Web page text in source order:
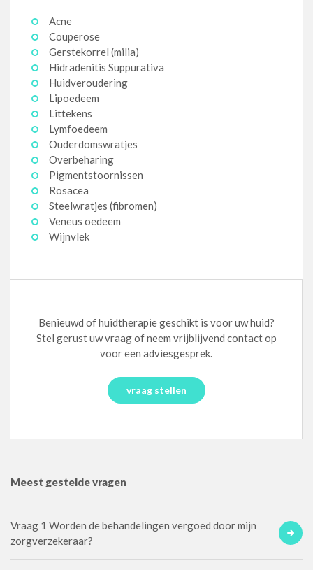
Acne
Couperose
Gerstekorrel (milia)
Hidradenitis Suppurativa
Huidveroudering
Lipoedeem
Littekens
Lymfoedeem
Ouderdomswratjes
Overbeharing
Pigmentstoornissen
Rosacea
Steelwratjes (fibromen)
Veneus oedeem
Wijnvlek
Benieuwd of huidtherapie geschikt is voor uw huid?
Stel gerust uw vraag of neem vrijblijvend contact op
voor een adviesgesprek.
vraag stellen
Meest gestelde vragen
Vraag 1 Worden de behandelingen vergoed door mijn
zorgverzekeraar?